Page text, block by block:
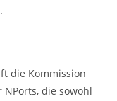
die Kommission
die sowohl